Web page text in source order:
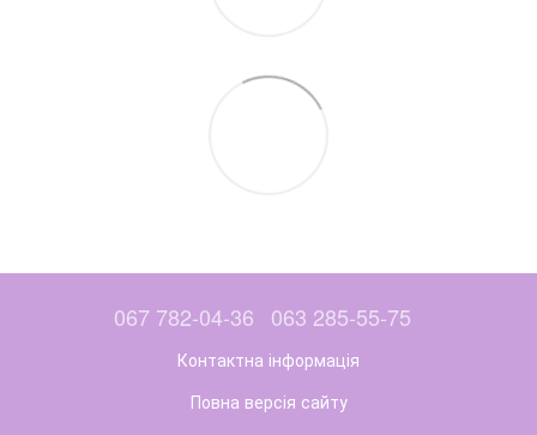
067 782-04-36 063 285-55-75
Контактна інформація
Повна версія сайту